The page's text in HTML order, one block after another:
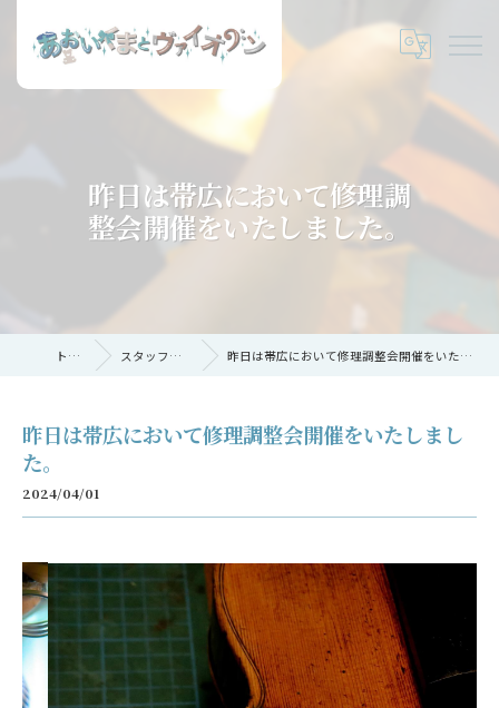
昨日は帯広において修理調
整会開催をいたしました。
トップ スタッフブログ 昨日は帯広において修理調整会開催をいたしました。
昨日は帯広において修理調整会開催をいたしまし
た。
2024/04/01